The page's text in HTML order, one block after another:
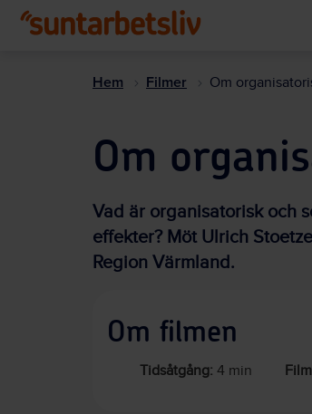
Hem Filmer Om
Om
Vad är organisatorisk och
effekter? Möt Ulrich
Region Värmland.
Om filmen
Tidsåtgång: 4 min